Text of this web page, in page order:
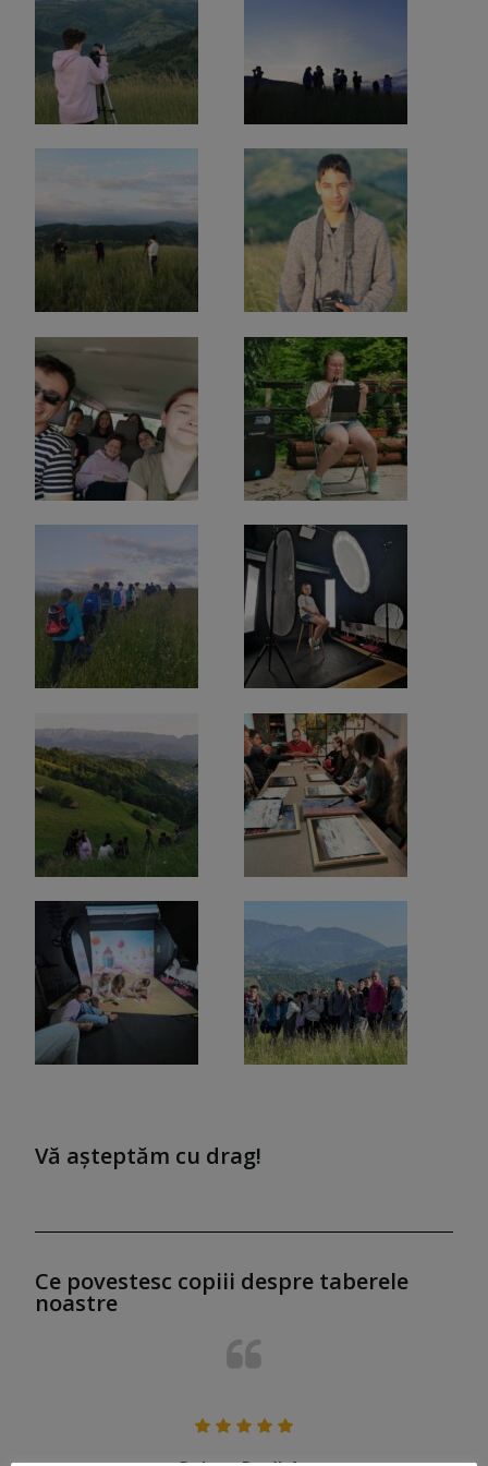
Vă așteptăm cu drag!
Ce povestesc copiii despre taberele
noastre